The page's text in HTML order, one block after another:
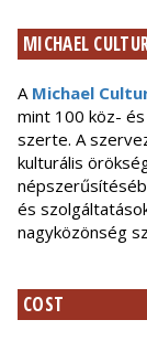
MICHAEL
A Michael
mint 100 köz-
szerte. A
kulturális
és
nagyközönség
COST